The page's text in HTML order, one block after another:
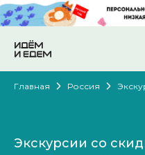
Главная Россия
Экскурсии со